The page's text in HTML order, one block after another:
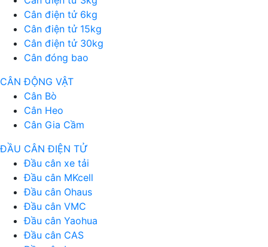
Cân điện tử 6kg
Cân điện tử 15kg
Cân điện tử 30kg
Cân đóng bao
CÂN ĐỘNG VẬT
Cân Bò
Cân Heo
Cân Gia Cầm
ĐẦU CÂN ĐIỆN TỬ
Đầu cân xe tải
Đầu cân MKcell
Đầu cân Ohaus
Đầu cân VMC
Đầu cân Yaohua
Đầu cân CAS